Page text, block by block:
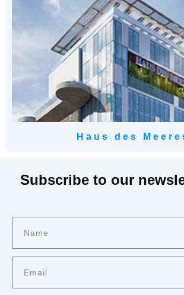
Haus des
Subscribe to our